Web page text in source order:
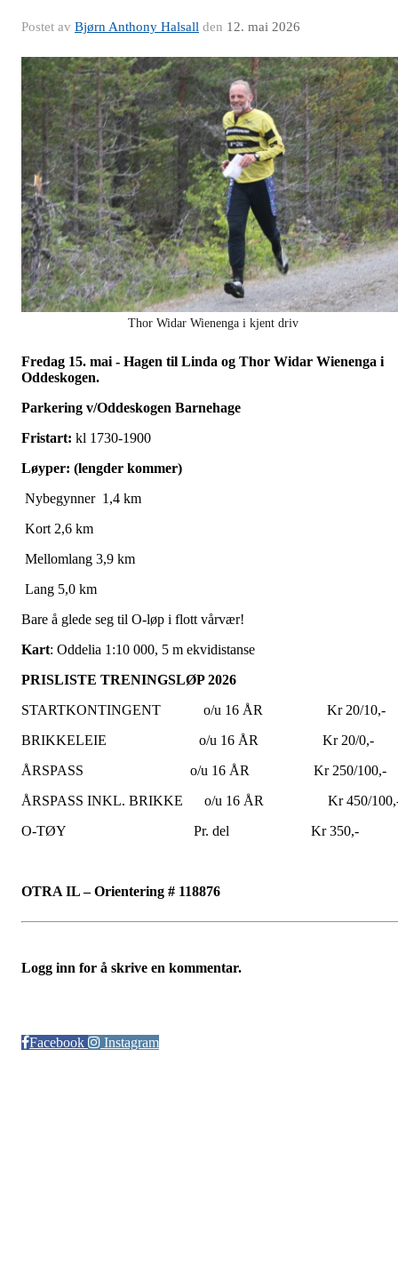
Postet av Bjørn Anthony Halsall den 12. mai 2026
Thor Widar Wienenga i kjent driv
Fredag 15. mai - Hagen til Linda og Thor Widar Wienenga i
Oddeskogen.
Parkering v/Oddeskogen Barnehage
Fristart: kl 1730-1900
Løyper: (lengder kommer)
Nybegynner 1,4 km
Kort 2,6 km
Mellomlang 3,9 km
Lang 5,0 km
Bare å glede seg til O-løp i flott vårvær!
Kart: Oddelia 1:10 000, 5 m ekvidistanse
PRISLISTE TRENINGSLØP 2026
STARTKONTINGENT o/u 16 ÅR Kr 20/10,-
BRIKKELEIE o/u 16 ÅR Kr 20/0,-
ÅRSPASS o/u 16 ÅR Kr 250/100,-
ÅRSPASS INKL. BRIKKE o/u 16 ÅR Kr 450/
O-TØY Pr. del Kr 350,-
OTRA IL – Orientering # 118876
Logg inn for å skrive en kommentar.
Facebook
Instagram